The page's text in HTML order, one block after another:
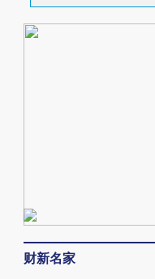
财新名家